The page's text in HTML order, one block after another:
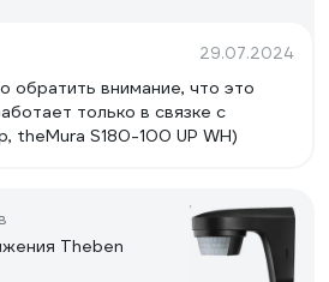
29.07.2024
обратить внимание, что это
только в связке с
theMura S180-100 UP WH)
Theben